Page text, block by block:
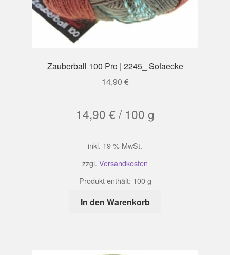
Zauberball 100 Pro | 2245_ Sofaecke
14,90 €
14,90 € / 100 g
inkl. 19 % MwSt.
zzgl. Versandkosten
Produkt enthält: 100g
In den Warenkorb